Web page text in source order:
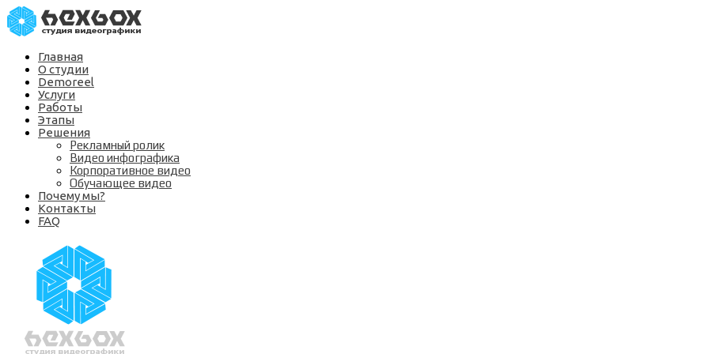
Главная
О студии
Demoreel
Услуги
Работы
Этапы
Решения
Рекламный ролик
Видео инфографика
Корпоративное видео
Обучающее видео
Почему мы?
Контакты
FAQ